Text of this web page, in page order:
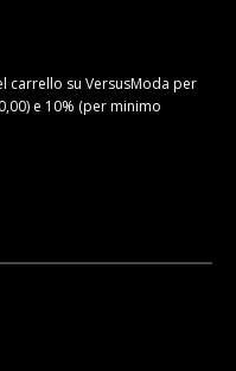
carrello su VersusModa per
e 10% (per minimo